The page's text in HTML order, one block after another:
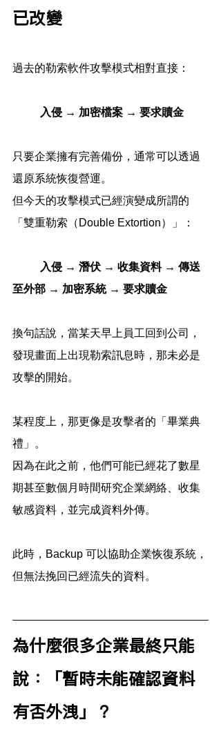
已改變
過去的勒索軟件攻擊模式相對直接：
入侵 → 加密檔案 → 要求贖金
只要企業擁有完善備份，通常可以透過
還原系統恢復營運。
但今天的攻擊模式已經演變成所謂的
「雙重勒索（Double Extortion）」：
入侵 → 潛伏 → 收集資料 → 傳送
至外部 → 加密系統 → 要求贖金
換句話說，當某天早上員工回到公司，
發現畫面上出現勒索訊息時，那未必是
攻擊的開始。
某程度上，那更像是攻擊者的「畢業典
禮」。
因為在此之前，他們可能已經花了數星
期甚至數個月時間研究企業網絡、收集
敏感資料，並完成資料外傳。
此時，Backup 可以協助企業恢復系統，
但無法挽回已經流失的資料。
為什麼很多企業最終只能
說：「暫時未能確認資料
有否外洩」？